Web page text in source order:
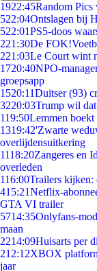
1922:45Random Pics
522:04Ontslagen bij
522:01PS5-doos
221:30De
221:03Le Court wint
1720:40NPO-
groepsapp
1520:11Duitser (93)
3220:03Trump wil
119:50Lemmen boekt
1319:42'Zwarte
overlijdensuitkering
1118:20Zangeres en
overleden
116:00Trailers kijken:
415:21Netflix-
GTA VI trailer
5714:35Onlyfans-
maan
2214:09Huisarts per
212:12XBOX
jaar